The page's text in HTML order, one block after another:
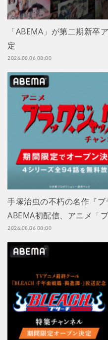
「ABEMA」が第二期新卒
定
2026.08.06 08:00
手塚治虫の不朽の名作『
ABEMA初配信、アニメ「
2026.08.06 08:00